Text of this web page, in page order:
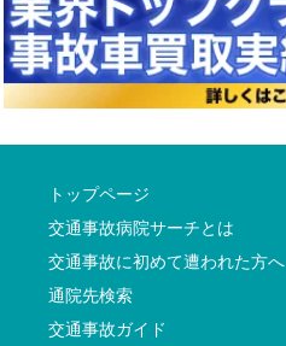
トップページ
交通事故病院サーチとは
交通事故に初めて遭われた方へ
通院先検索
交通事故ガイド